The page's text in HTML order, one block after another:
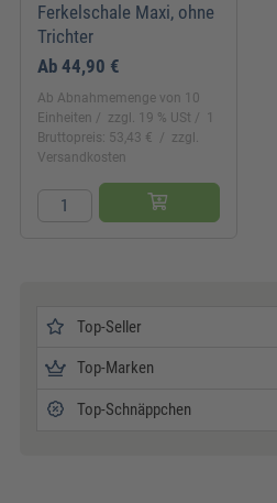
Ferkelschale Maxi, ohne
Trichter
Ab 44,90 €
Ab Abnahmemenge von 10
Einheiten
zzgl. 19 % USt
1
Bruttopreis: 53,43 €
zzgl.
Versandkosten
Top-Seller
Top-Marken
Top-Schnäppchen